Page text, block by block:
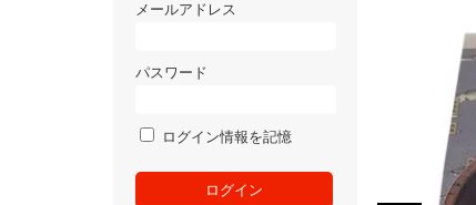
メールアドレス
パスワード
ログイン情報を記憶